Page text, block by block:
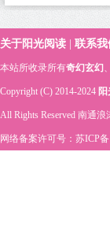
关于阳光阅读 联系我
本站所收录所有奇幻玄幻 、
Copyright (C) 2014-2024
All Rights Reserved 南通
网络备案许可号：苏ICP备